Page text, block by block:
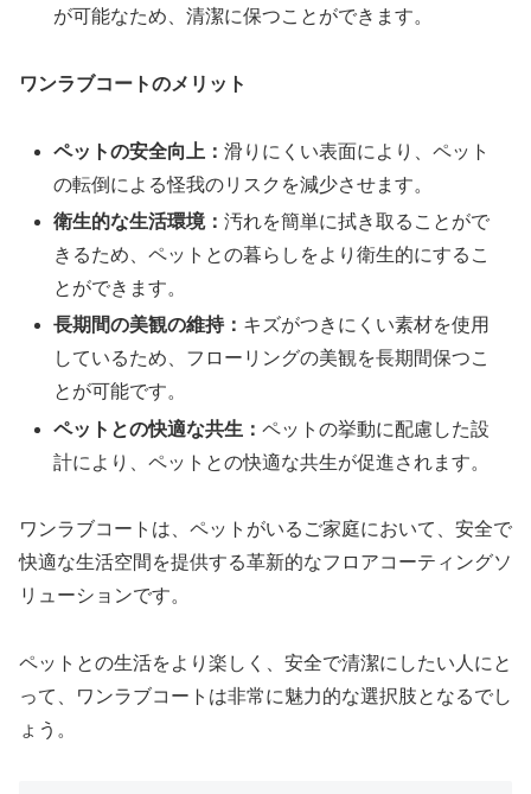
が可能なため、清潔に保つことができます。
ワンラブコートのメリット
ペットの安全向上：滑りにくい表面により、ペット
の転倒による怪我のリスクを減少させます。
衛生的な生活環境：汚れを簡単に拭き取ることがで
きるため、ペットとの暮らしをより衛生的にするこ
とができます。
長期間の美観の維持： キズがつきにくい素材を使用
しているため、フローリングの美観を長期間保つこ
とが可能です。
ペットとの快適な共生：ペットの挙動に配慮した設
計により、ペットとの快適な共生が促進されます。
ワンラブコートは、ペットがいるご家庭において、安全で
快適な生活空間を提供する革新的なフロアコーティングソ
リューションです。
ペットとの生活をより楽しく、安全で清潔にしたい人にと
って、ワンラブコートは非常に魅力的な選択肢となるでし
ょう。